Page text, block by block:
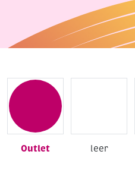
Outlet leer